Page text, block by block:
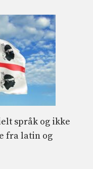
språk og ikke
fra latin og